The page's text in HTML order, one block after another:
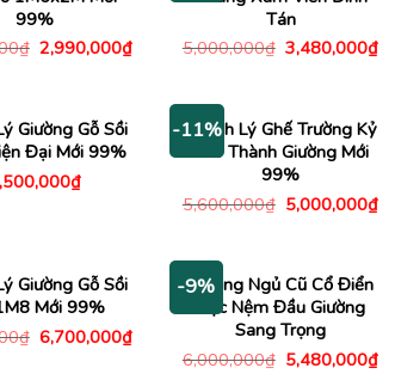
99%
₫ Giá
gốc
2,990,000₫Giá
2,990,000₫.
Tán
5,000,000₫ Giá
gốc
3,480,000₫Giá
Giường Gỗ Sồi
Đại Mới 99%
₫
-11%
Thanh Lý Ghế Trường Kỷ
Kéo Thành Giường Mới
99%
5,600,000₫ Giá
gốc
5,000,000₫Giá
Giường Gỗ Sồi
Mới 99%
₫ Giá
gốc
6,700,000₫Giá
-9%
Giường Ngủ Cũ Cổ Điển
Bọc Nệm Đầu Giường
Sang Trọng
6,000,000₫ Giá
5,480,000₫Giá